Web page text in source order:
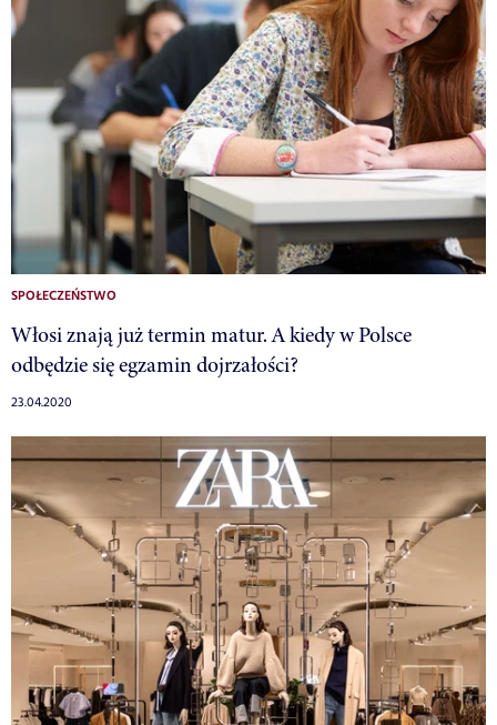
SPOŁECZEŃSTWO
Włosi znają już termin matur. A kiedy w Polsce
odbędzie się egzamin dojrzałości?
23.04.2020